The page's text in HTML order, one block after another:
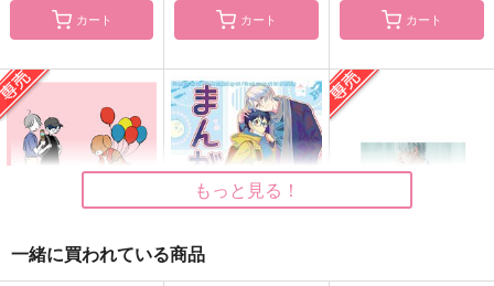
カート カート カート
もっと見る！
一緒に買われている商品